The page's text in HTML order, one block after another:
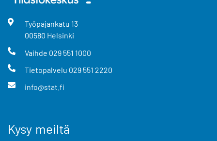
Työpajankatu 13
00580 Helsinki
Vaihde 029 551 1000
Tietopalvelu 029 551 2220
info@stat.fi
Kysy meiltä